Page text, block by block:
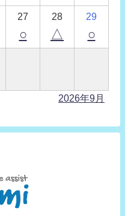
27
○
28
△
29
○
2026年9月